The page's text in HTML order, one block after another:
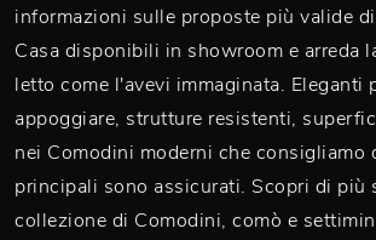
informazioni sulle proposte più valide
Casa disponibili in showroom e arreda
letto come l'avevi immaginata. Eleganti
appoggiare, strutture resistenti,
nei Comodini moderni che consigliamo
principali sono assicurati. Scopri di più
collezione di Comodini, comò e